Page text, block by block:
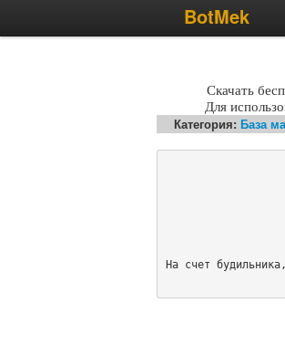
BotMek
Скачать
Для
Категория: База
На счет